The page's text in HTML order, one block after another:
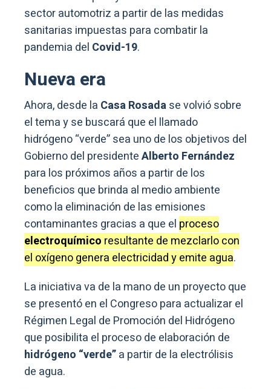
sector automotriz a partir de las medidas
sanitarias impuestas para combatir la
pandemia del Covid-19.
Nueva era
Ahora, desde la Casa Rosadase volvió sobre
el tema y se buscará que el llamado
hidrógeno “verde” sea uno de los objetivos del
Gobierno del presidenteAlberto Fernández
para los próximos años a partir de los
beneficios que brinda al medio ambiente
como la eliminación de las emisiones
contaminantes gracias a que el proceso
electroquímico resultante de mezclarlo con
el oxígeno genera electricidad y emite agua.
La iniciativa va de la mano de un proyecto que
se presentó en el Congreso para actualizar el
Régimen Legal de Promoción del Hidrógeno
que posibilita el proceso de elaboración de
hidrógeno “verde”a partir de la electrólisis
de agua.